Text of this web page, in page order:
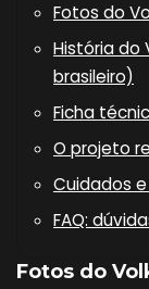
Fotos do
História do
brasileiro)
Ficha
O projeto
Cuidados
FAQ:
Fotos do